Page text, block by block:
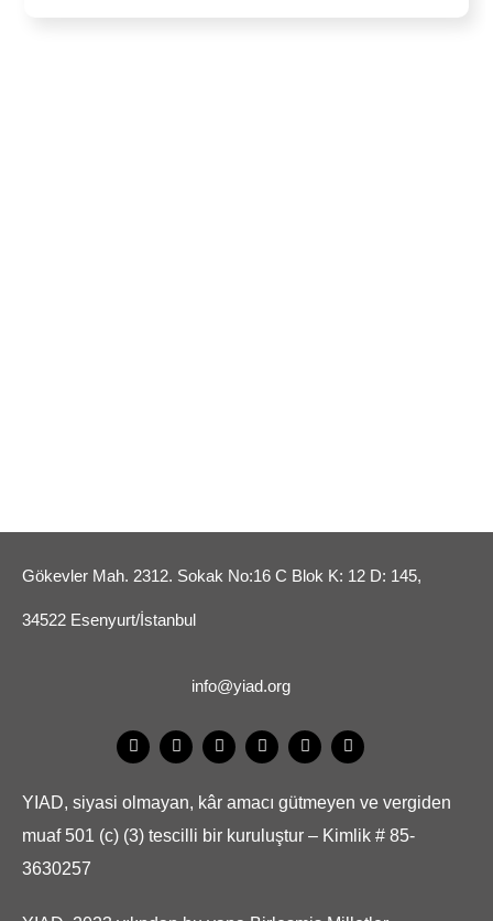
Gökevler Mah. 2312. Sokak No:16 C Blok K: 12 D: 145,
34522 Esenyurt/İstanbul
info@yiad.org
YIAD, siyasi olmayan, kâr amacı gütmeyen ve vergiden
muaf 501 (c) (3) tescilli bir kuruluştur – Kimlik # 85-
3630257